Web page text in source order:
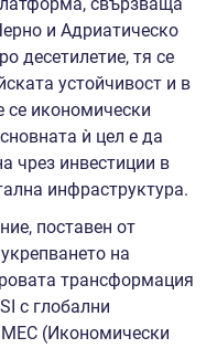
и Адриатическо
десетилетие, тя се
устойчивост и в
се икономически
ѝ цел е да
чрез инвестиции в
инфраструктура.
поставен от
на
трансформация
с глобални
(Икономически